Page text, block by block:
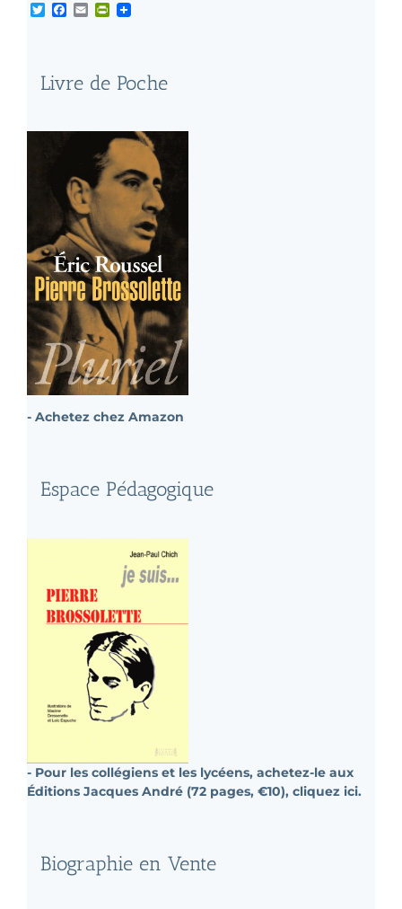
TwitterFacebook
EmailPrintFriendly
Livre de Poche
- Achetez chez Amazon
Espace Pédagogique
- Pour les collégiens et les lycéens, achetez-le aux
Éditions Jacques André (72 pages, €10), cliquez ici.
Biographie en Vente